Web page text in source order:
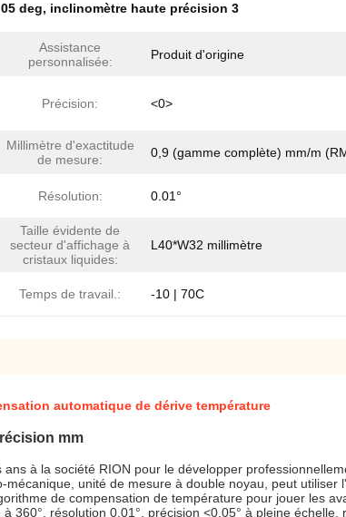
05 deg, inclinomètre haute précision 3
Assistance
personnalisée:
Produit d'origine
Précision: <0>
Millimètre d'exactitude
de mesure:
0,9 (gamme complète) mm/m
Résolution: 0.01°
Taille évidente de
secteur d'affichage à
cristaux liquides:
L40*W32 millimètre
Temps de travail.: -10 | 70C
automatique de dérive température
mm
à la société RION pour le développer
unité de mesure à double noyau, peut
de compensation de température pour jouer les
360°, résolution 0,01°, précision <0,05° à pleine